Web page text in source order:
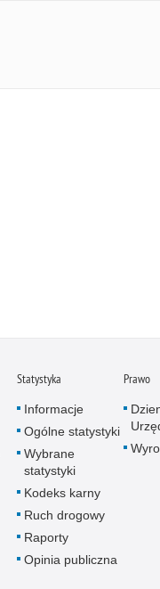
Statystyka
Informacje
Ogólne statystyki
Wybrane
statystyki
Kodeks karny
Ruch drogowy
Raporty
Opinia publiczna
Prawo